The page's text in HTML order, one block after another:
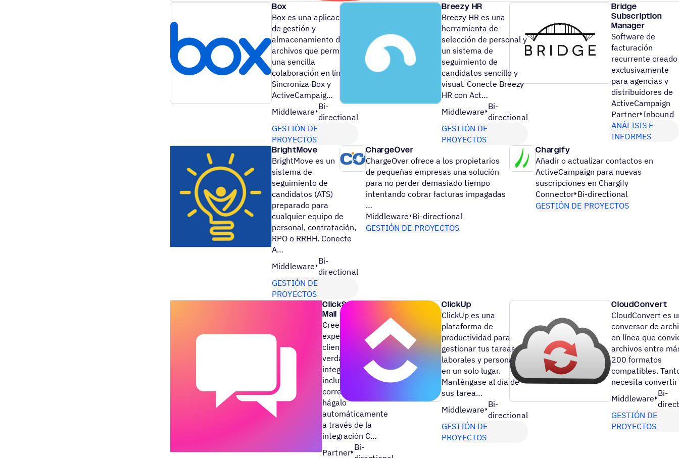
Box
Box es una aplicación
de gestión y
almacenamiento de
archivos que permite
una sencilla
colaboración en línea.
Sincroniza Box y
ActiveCampaig…
Middleware
Bi-
directional
GESTIÓN DE
PROYECTOS
Breezy HR
Breezy HR es una
herramienta de
selección de personal y
un sistema de
seguimiento de
candidatos sencillo y
visual. Conecte Breezy
HR con Act…
Middleware
Bi-
directional
GESTIÓN DE
PROYECTOS
Bridge
Subscription
Manager
Software de
facturación
recurrente creado
exclusivamente
para agencias y
distribuidores de
ActiveCampaign
Partner Inbound
ANÁLISIS E
INFORMES
BrightMove
BrightMove es un
sistema de
seguimiento de
candidatos (ATS)
preparado para
cualquier equipo de
personal, contratación,
RPO o RRHH. Conecte
A…
Middleware
Bi-
directional
GESTIÓN DE
PROYECTOS
ChargeOver
ChargeOver ofrece a los propietarios
de pequeñas empresas una solución
para no perder demasiado tiempo
intentando cobrar facturas impagadas
…
Middleware Bi-directional
GESTIÓN DE PROYECTOS
Chargify
Añadir o actualizar contactos en
ActiveCampaign para nuevas
suscripciones en Chargify
Connector Bi-directional
GESTIÓN DE PROYECTOS
ClickSend Direct
Mail
Cree una
experiencia de
cliente
verdaderamente
integrada
incluyendo el
correo directo, y
hágalo
automáticamente
a través de la
integración C…
Partner
Bi-
ClickUp
ClickUp es una
plataforma de
productividad para
gestionar tus tareas
laborales y personales
en un solo lugar.
Manténgase al día de
sus tarea…
Middleware
Bi-
directional
GESTIÓN DE
PROYECTOS
CloudConvert
CloudConvert es
conversor de
en línea que
archivos entre
200 formatos
compatibles.
necesita
Middleware
Bi-
GESTIÓN DE
PROYECTOS